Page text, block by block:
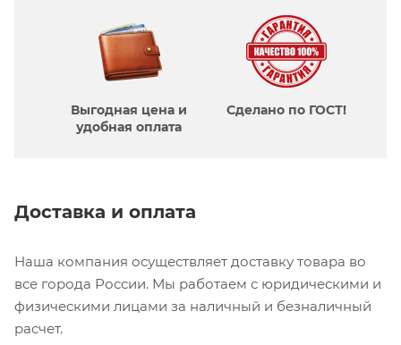
Выгодная цена и
удобная оплата
Сделано по ГОСТ!
Доставка и оплата
Наша компания осуществляет доставку товара во
все города России. Мы работаем с юридическими и
физическими лицами за наличный и безналичный
расчет.